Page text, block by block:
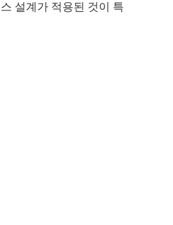
설계가 적용된 것이 특